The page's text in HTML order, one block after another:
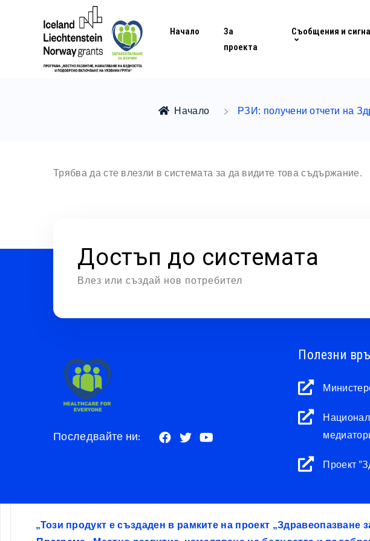
Начало
За
проекта
Съобщения и
Начало РЗИ: получени отчети на
Трябва да сте влезли в системата за да видите това съдържание.
Достъп до системата
Влез или създай нов потребител
Последвайте ни:
Полезни
Проект
„Този продукт е създаден в рамките на проект